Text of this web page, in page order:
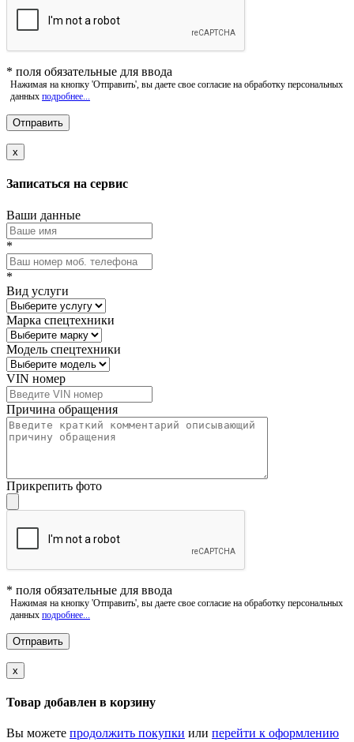
* поля обязательные для ввода
Нажимая на кнопку 'Отправить', вы даете свое согласие на обработку персональных
данных подробнее...
x
Записаться на сервис
Ваши данные
*
*
Вид услуги
Марка спецтехники
Модель спецтехники
VIN номер
Причина обращения
Прикрепить фото
* поля обязательные для ввода
Нажимая на кнопку 'Отправить', вы даете свое согласие на обработку персональных
данных подробнее...
x
Товар добавлен в корзину
Вы можете продолжить покупки или перейти к оформлению